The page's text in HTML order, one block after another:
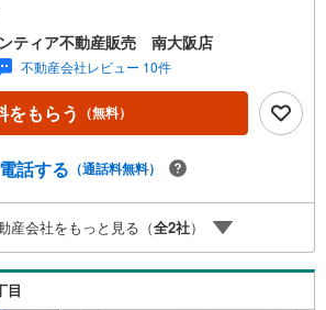
9分 特徴・小学校徒歩6分で通学ラクラク！・
ー・商店街ありで利便性良好・デザイン性の
な住宅地です！・対面キッチンなので小さな
も安心！ 立地・苅田南小学校まで徒歩約6
中学校まで徒歩約5分 弊社が選ばれる理由 1.
のプロ、ファイナンシャルプランナーが資金
3.たくさんの銀行と繋がりがあるため、最も
家のリフォームも弊社のリフォームプランナ
5.定期的にご連絡を繋ぎ、有事の際に迅速に
します弊社は専門家同士が連携をとっている
くの知見がございます。お気軽にお問合せく
ティア不動産販売 南大阪店
不動産会社レビュー 10件
をもらう （無料）
電話する （通話料無料）
産会社をもっと見る（全2社）
目